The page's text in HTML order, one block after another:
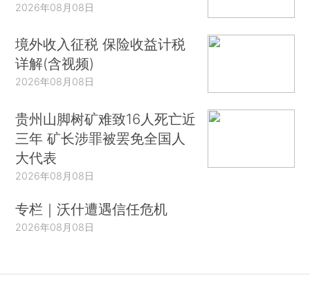
2026年08月08日
境外收入征税 保险收益计税
详解(含视频)
2026年08月08日
贵州山脚树矿难致16人死亡近
三年 矿长涉罪被罢免全国人
大代表
2026年08月08日
专栏｜沃什遭遇信任危机
2026年08月08日